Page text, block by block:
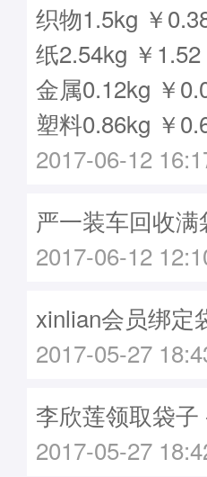
织物1.5kg ￥
纸2.54kg ￥1.52
金属0.12kg ￥
塑料0.86kg ￥
2017-06-12
严一装车回收
2017-06-12
xinlian会员绑定
2017-05-27
李欣莲领取袋子
2017-05-27